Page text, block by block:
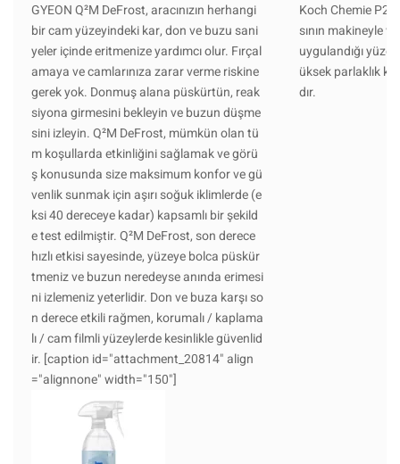
GYEON Q²M DeFrost, aracınızın herhangi
bir cam yüzeyindeki kar, don ve buzu sani
yeler içinde eritmenize yardımcı olur. Fırçal
amaya ve camlarınıza zarar verme riskine
gerek yok. Donmuş alana püskürtün, reak
siyona girmesini bekleyin ve buzun düşme
sini izleyin. Q²M DeFrost, mümkün olan tü
m koşullarda etkinliğini sağlamak ve görü
ş konusunda size maksimum konfor ve gü
venlik sunmak için aşırı soğuk iklimlerde (e
ksi 40 dereceye kadar) kapsamlı bir şekild
e test edilmiştir. Q²M DeFrost, son derece
hızlı etkisi sayesinde, yüzeye bolca püskür
tmeniz ve buzun neredeyse anında erimesi
ni izlemeniz yeterlidir. Don ve buza karşı so
n derece etkili rağmen, korumalı / kaplama
lı / cam filmli yüzeylerde kesinlikle güvenlid
ir. [caption id="attachment_20814" align
="alignnone" width="150"]
Koch Chemie
sının makineyle
uygulandığı
üksek parlaklık
dır.